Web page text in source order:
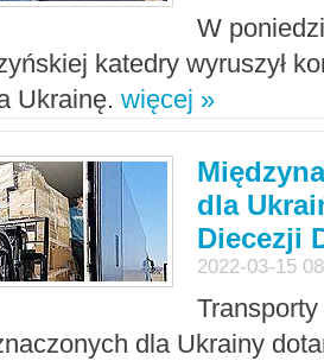
W
katedry wyruszył
Ukrainę. więcej »
dla
Diecezji
2022-03-15
dla Ukrainy